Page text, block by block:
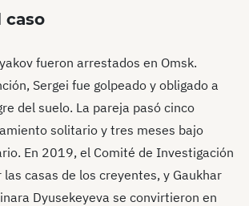
caso
fueron arrestados en Omsk.
Sergei fue golpeado y obligado a
del suelo. La pareja pasó cinco
solitario y tres meses bajo
En 2019, el Comité de Investigación
casas de los creyentes, y Gaukhar
Dyusekeyeva se convirtieron en